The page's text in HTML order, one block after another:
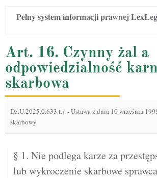
Pełny system informacji prawnej
Art. 16. Czynny żal a
odpowiedzialność
skarbowa
Dz.U.2025.0.633 t.j.-Ustawa z dnia 10 września
skarbowy
§ 1. Nie podlega karze za
lub wykroczenie skarbowe